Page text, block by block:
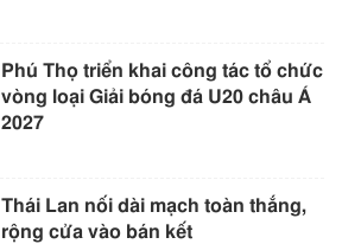
Phú Thọ triển khai công tác tổ chức
vòng loại Giải bóng đá U20 châu Á
2027
Thái Lan nối dài mạch toàn thắng,
rộng cửa vào bán kết